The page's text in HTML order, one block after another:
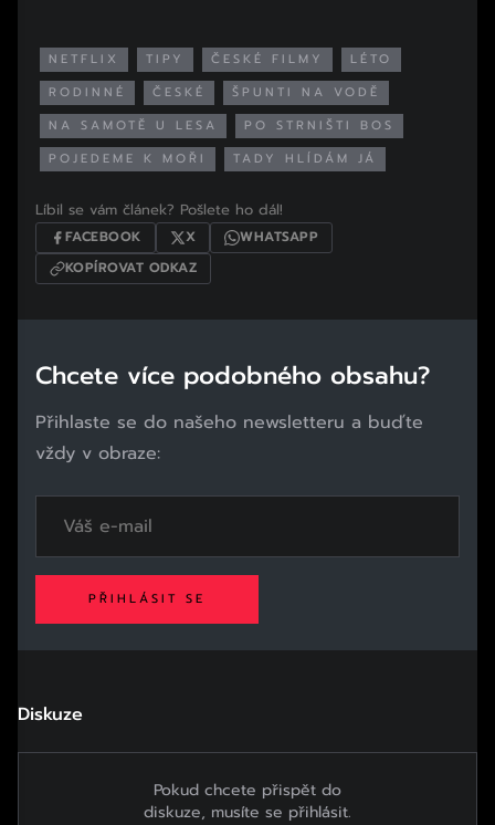
NETFLIX TIPY ČESKÉ FILMY
LÉTO
RODINNÉ
ČESKÉ
ŠPUNTI NA VODĚ
NA SAMOTĚ U LESA
PO STRNIŠTI BOS
POJEDEME K MOŘI
TADY HLÍDÁM JÁ
Líbil se vám článek? Pošlete ho dál!
FACEBOOK X
WHATSAPP
KOPÍROVAT ODKAZ
Chcete více podobného obsahu?
Přihlaste se do našeho newsletteru a buďte
vždy v obraze:
PŘIHLÁSIT SE
Diskuze
Pokud chcete přispět do
diskuze, musíte se přihlásit.